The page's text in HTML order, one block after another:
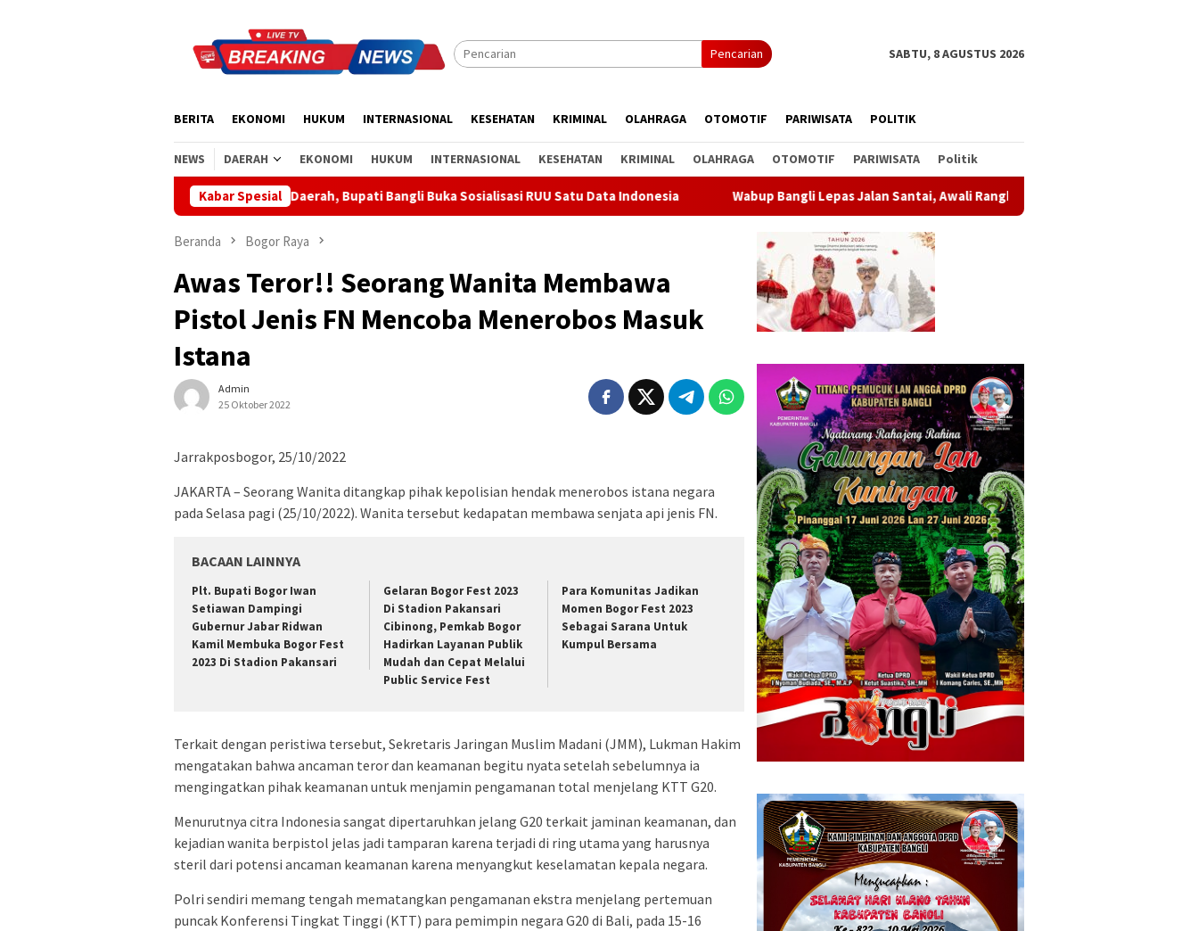
Pencarian SABTU, 8 AGUSTUS 2026
BERITA EKONOMI HUKUM INTERNASIONAL KESEHATAN KRIMINAL OLAHRAGA OTOMOTIF PARIWISATA POLITIK
NEWS DAERAH EKONOMI HUKUM INTERNASIONAL KESEHATAN KRIMINAL OLAHRAGA OTOMOTIF PARIWISATA Politik
Kabar Spesial
Apresiasi Sinergi Pusat-Daerah, Bupati Bangli Buka Sosialisasi RUU Satu Data Indonesia Wabup Bangli Lepas Jalan Santai, Awali Rangkaian Peringatan HUT ke-81 Kemerdekaan RI
Beranda Bogor Raya
Awas Teror!! Seorang Wanita Membawa
Pistol Jenis FN Mencoba Menerobos Masuk
Istana
Admin
25 Oktober 2022
Jarrakposbogor, 25/10/2022
JAKARTA – Seorang Wanita ditangkap pihak kepolisian hendak menerobos istana negara
pada Selasa pagi (25/10/2022). Wanita tersebut kedapatan membawa senjata api jenis FN.
BACAAN LAINNYA
Plt. Bupati Bogor Iwan
Setiawan Dampingi
Gubernur Jabar Ridwan
Kamil Membuka Bogor Fest
2023 Di Stadion Pakansari
Gelaran Bogor Fest 2023
Di Stadion Pakansari
Cibinong, Pemkab Bogor
Hadirkan Layanan Publik
Mudah dan Cepat Melalui
Public Service Fest
Para Komunitas Jadikan
Momen Bogor Fest 2023
Sebagai Sarana Untuk
Kumpul Bersama
Terkait dengan peristiwa tersebut, Sekretaris Jaringan Muslim Madani (JMM), Lukman Hakim
mengatakan bahwa ancaman teror dan keamanan begitu nyata setelah sebelumnya ia
mengingatkan pihak keamanan untuk menjamin pengamanan total menjelang KTT G20.
Menurutnya citra Indonesia sangat dipertaruhkan jelang G20 terkait jaminan keamanan, dan
kejadian wanita berpistol jelas jadi tamparan karena terjadi di ring utama yang harusnya
steril dari potensi ancaman keamanan karena menyangkut keselamatan kepala negara.
Polri sendiri memang tengah mematangkan pengamanan ekstra menjelang pertemuan
puncak Konferensi Tingkat Tinggi (KTT) para pemimpin negara G20 di Bali, pada 15-16